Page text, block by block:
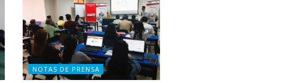
NOTAS DE PRENSA